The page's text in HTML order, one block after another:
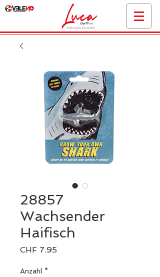
28857
Wachsender
Haifisch
CHF 7.95
Anzahl *